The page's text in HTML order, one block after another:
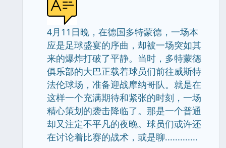
4月11日晚，在德国多特蒙德，一场本
应是足球盛宴的序曲，却被一场突如其
来的爆炸打破了平静。当时，多特蒙德
俱乐部的大巴正载着球员们前往威斯特
法伦球场，准备迎战摩纳哥队。就是在
这样一个充满期待和紧张的时刻，一场
精心策划的袭击降临了。那是一个普通
却又注定不平凡的夜晚。球员们或许还
在讨论着比赛的战术，或是聊.............